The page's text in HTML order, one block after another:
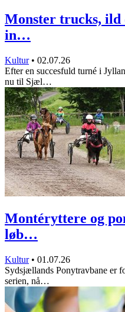
Monster trucks, ild
in…
Kultur • 02.07.26
Efter en succesfuld turné i
nu til Sjæl…
Montéryttere og
løb…
Kultur • 01.07.26
Sydsjællands Ponytravbane er
serien, nå…